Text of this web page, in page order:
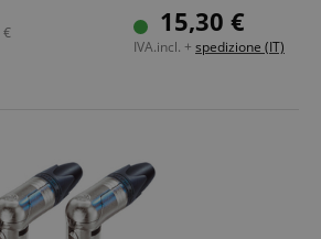
15,30 €
IVA.incl. + spedizione (IT)
€